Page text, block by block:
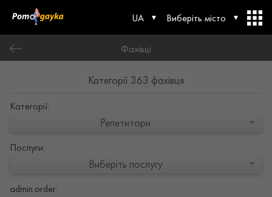
UA Виберіть місто
Фахівці
Категорії 363 фахівця
Категорії:
Репетитори
Послуги:
Виберіть послугу
admin.order: